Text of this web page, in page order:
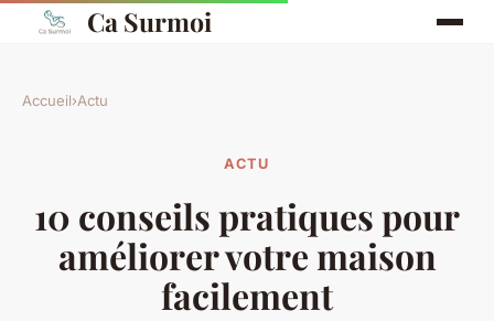
Ca Surmoi
Accueil›Actu
ACTU
10 conseils pratiques pour
améliorer votre maison
facilement